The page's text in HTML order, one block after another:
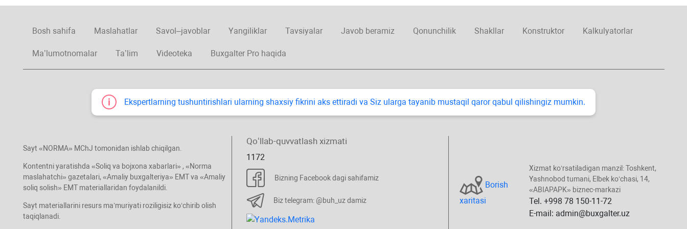
Bosh sahifa Maslahatlar Savol–javoblar Yangiliklar Tavsiyalar Javob beramiz Qonunchilik Shakllar Konstruktor Kalkulyatorlar
Ma’lumotnomalar Ta’lim Videoteka Buxgalter Pro haqida
Ekspertlarning tushuntirishlari ularning shaхsiy fikrini aks ettiradi va Siz ularga tayanib mustaqil qaror qabul qilishingiz mumkin.
Sayt «NORMA» MChJ tomonidan ishlab chiqilgan.
Kontentni yaratishda «Soliq va bojхona хabarlari» , «Norma
maslahatchi» gazetalari, «Amaliy buхgalteriya» EMT va «Amaliy
soliq solish» EMT materiallaridan foydalanildi.
Sayt materiallarini resurs ma’muriyati roziligisiz koʻchirib olish
taqiqlanadi.
Qoʻllab-quvvatlash хizmati
1172
Bizning Facebook dagi sahifamiz
Biz telegram: @buh_uz damiz
Borish
хaritasi
Xizmat koʻrsatiladigan manzil: Toshkent,
Yashnobod tumani, Elbek koʻchasi, 14,
«ABIAPAPK» biznec-markazi
Tel. +998 78 150-11-72
E-mail: admin@buxgalter.uz